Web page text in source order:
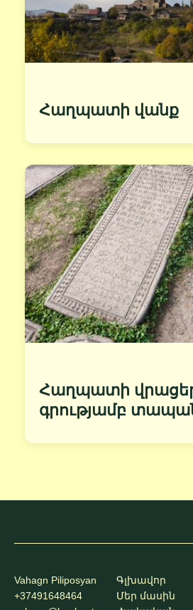
Հաղպատի վանք
Հաղպատի
գրությամբ
Vahagn Piliposyan
+37491648464
Գլխավոր
Մեր մասին